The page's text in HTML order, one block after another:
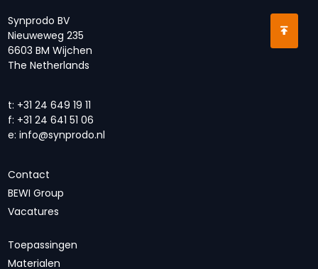
Synprodo BV
Nieuweweg 235
6603 BM Wijchen
The Netherlands
t: +31 24 649 19 11
f: +31 24 641 51 06
e: info@synprodo.nl
Contact
BEWI Group
Vacatures
Toepassingen
Materialen